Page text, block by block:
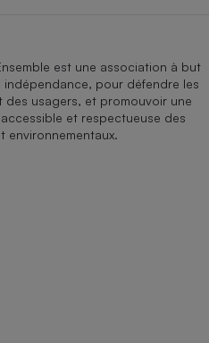
est une association à but
pour défendre les
usagers, et promouvoir une
et respectueuse des
environnementaux.